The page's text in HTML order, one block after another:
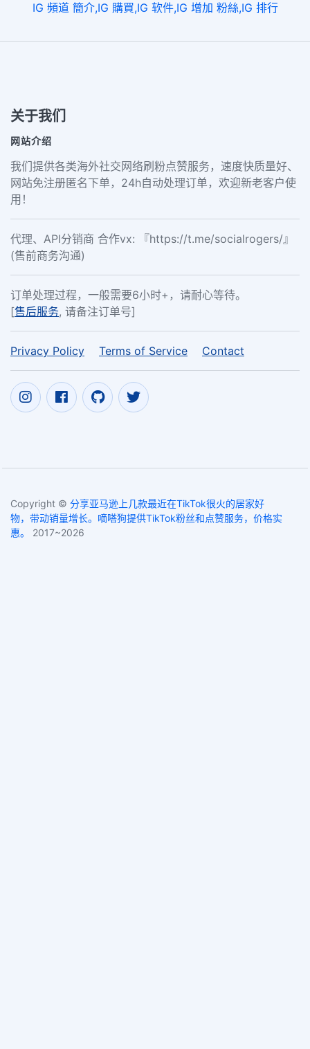
IG 頻道 簡介,IG 購買,IG 软件,IG 增加 粉絲,IG 排行
关于我们
网站介绍
我们提供各类海外社交网络刷粉点赞服务，速度快质量好、
网站免注册匿名下单，24h自动处理订单，欢迎新老客户使
用！
代理、API分销商 合作vx: 『https://t.me/socialrogers/』
(售前商务沟通)
订单处理过程，一般需要6小时+，请耐心等待。
[售后服务, 请备注订单号]
Privacy Policy Terms of Service Contact
Copyright © 分享亚马逊上几款最近在TikTok很火的居家好
物，带动销量增长。嘀嗒狗提供TikTok粉丝和点赞服务，价格实
惠。
2017~2026